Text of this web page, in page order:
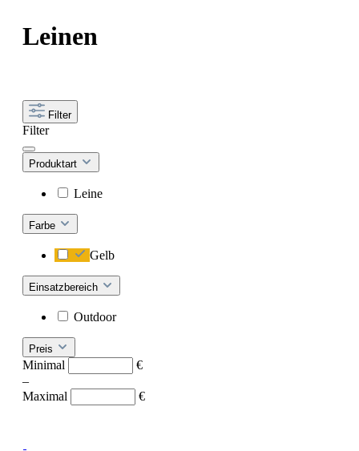
Leinen
Filter
Filter
Produktart
Leine
Farbe
Gelb
Einsatzbereich
Outdoor
Preis
Minimal
€
–
Maximal
€